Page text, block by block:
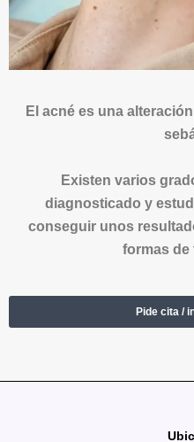
El acné es una
Existen varios
diagnosticado y
conseguir unos
formas de
Pide cita /